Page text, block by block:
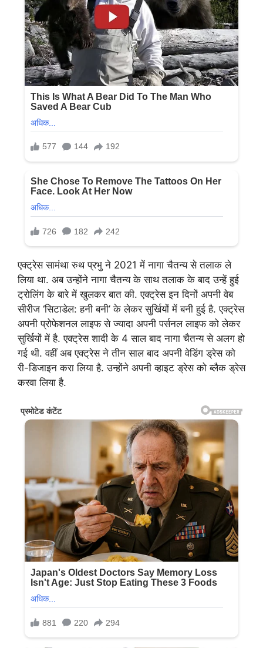
एक्ट्रेस सामंथा रुथ प्रभु ने 2021 में नागा चैतन्य से तलाक ले
लिया था. अब उन्होंने नागा चैतन्य के साथ तलाक के बाद उन्हें हुई
ट्रोलिंग के बारे में खुलकर बात की. एक्ट्रेस इन दिनों अपनी वेब
सीरीज ‘सिटाडेल: हनी बनी’ के लेकर सुर्खियों में बनी हुई है. एक्ट्रेस
अपनी प्रोफेशनल लाइफ से ज्यादा अपनी पर्सनल लाइफ को लेकर
सुर्खियों में है. एक्ट्रेस शादी के 4 साल बाद नागा चैतन्य से अलग हो
गई थी. वहीं अब एक्ट्रेस ने तीन साल बाद अपनी वेडिंग ड्रेस को
री-डिजाइन करा लिया है. उन्होंने अपनी व्हाइट ड्रेस को ब्लैक ड्रेस
करवा लिया है.